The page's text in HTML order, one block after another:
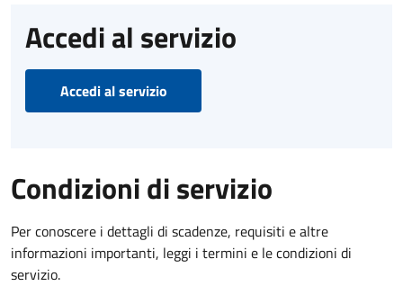
Accedi al servizio
Accedi al servizio
Condizioni di servizio
Per conoscere i dettagli di scadenze, requisiti e altre
informazioni importanti, leggi i termini e le condizioni di
servizio.